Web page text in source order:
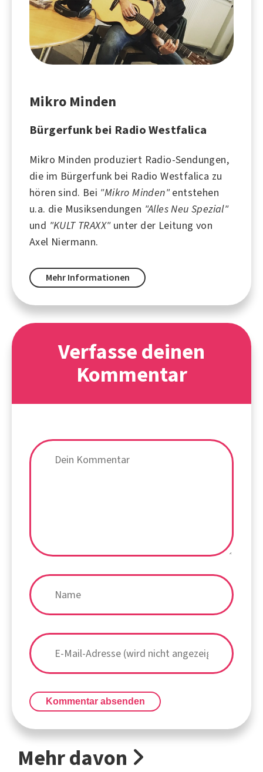
Mikro Minden
Bürgerfunk bei Radio Westfalica
Mikro Minden produziert Radio-Sendungen,
die im Bürgerfunk bei Radio Westfalica zu
hören sind. Bei "Mikro Minden"entstehen
u.a. die Musiksendungen "Alles Neu Spezial"
und "KULT TRAXX"unter der Leitung von
Axel Niermann.
Mehr Informationen
Verfasse deinen
Kommentar
Kommentar absenden
Mehr davon